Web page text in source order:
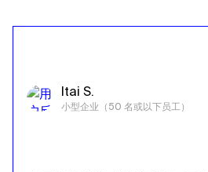
Itai S.
小型企业（50 名或以下员工）